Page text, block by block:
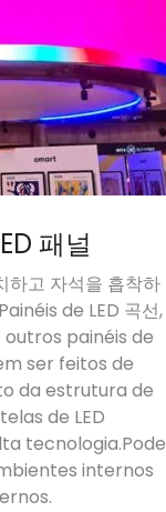
패널
하고 자석을 흡착하
de LED 곡선,
outros painéis de
ser feitos de
da estrutura de
de LED
tecnologia.Pode
internos